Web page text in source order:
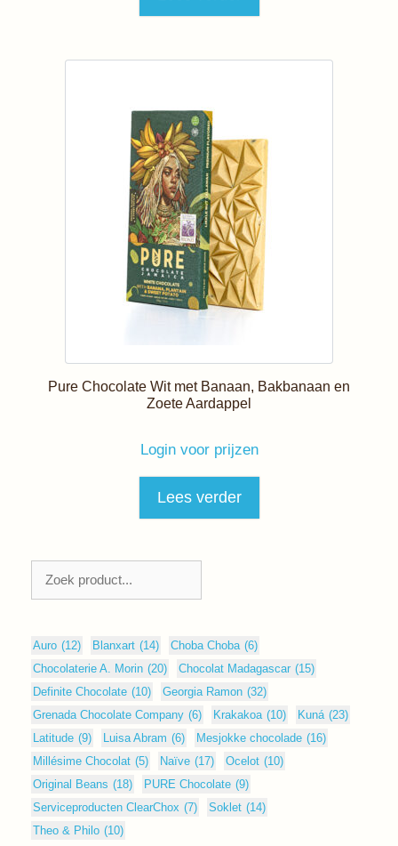
Pure Chocolate Wit met Banaan, Bakbanaan en
Zoete Aardappel
Login voor prijzen
Lees verder
Auro (12) Blanxart (14) Choba Choba (6)
Chocolaterie A. Morin (20) Chocolat Madagascar (15)
Definite Chocolate (10) Georgia Ramon (32)
Grenada Chocolate Company (6) Krakakoa (10) Kuná (23)
Latitude (9) Luisa Abram (6) Mesjokke chocolade (16)
Millésime Chocolat (5) Naïve (17) Ocelot (10)
Original Beans (18) PURE Chocolate (9)
Serviceproducten ClearChox (7) Soklet (14)
Theo & Philo (10)